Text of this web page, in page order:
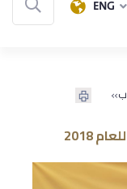
ENG
»
2018